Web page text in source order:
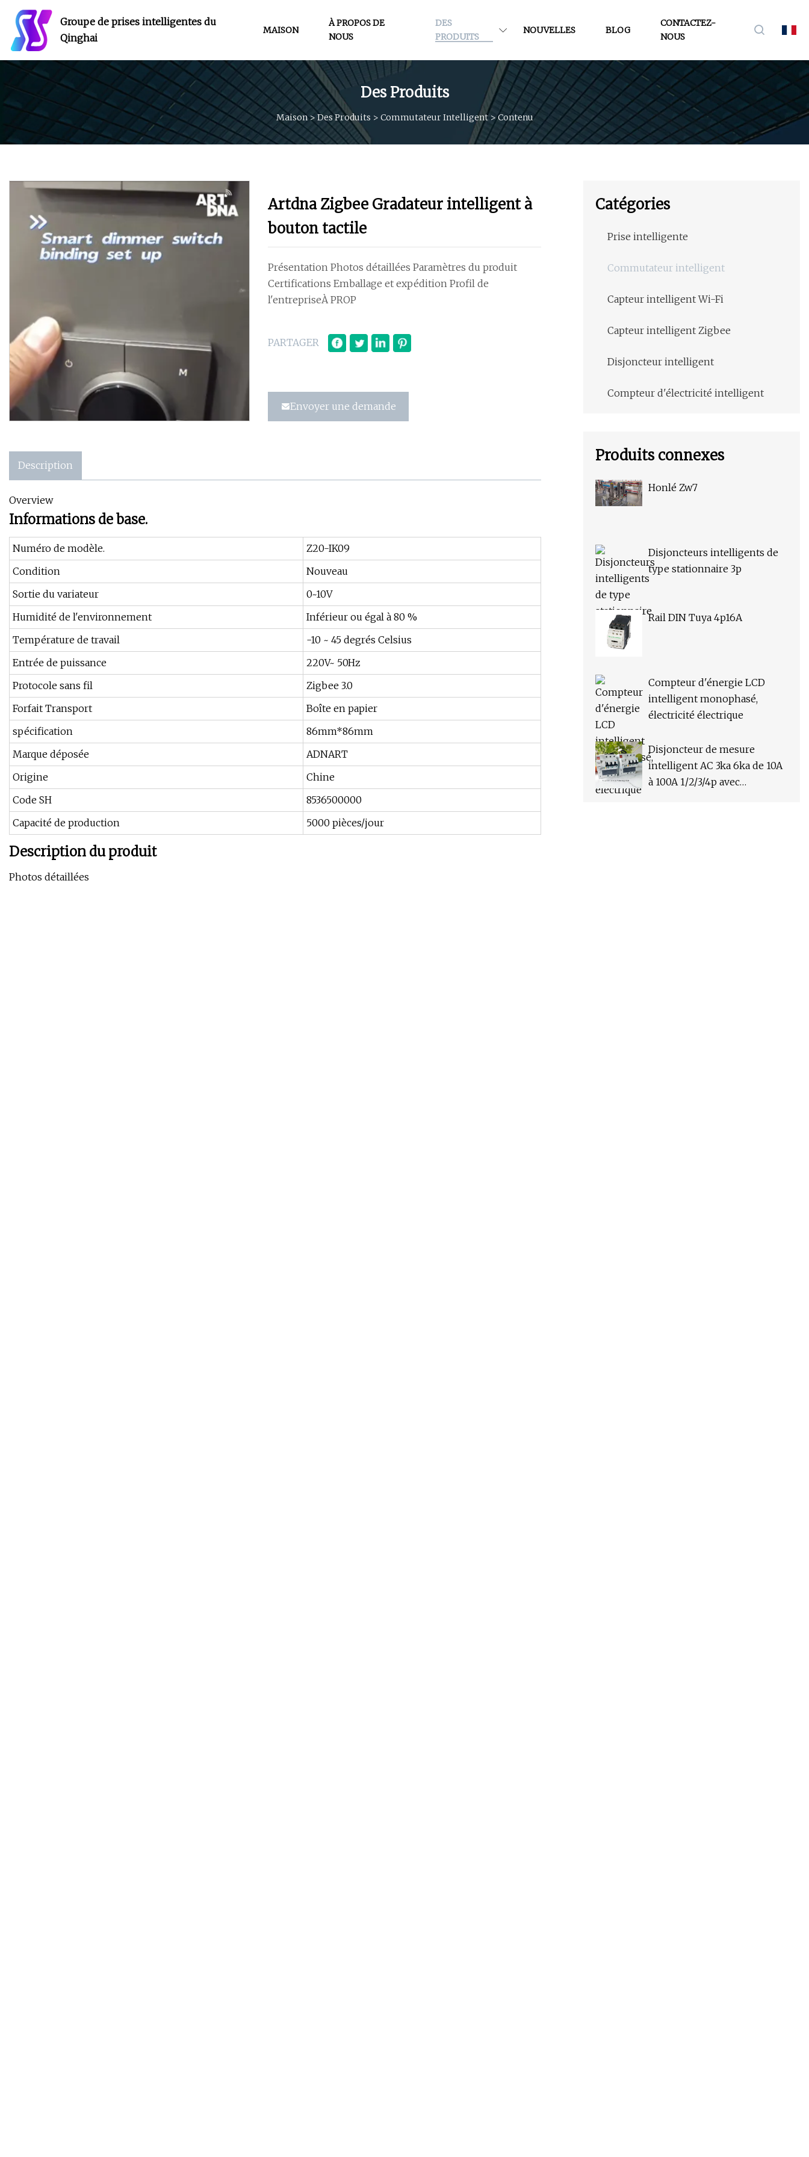
Groupe de prises intelligentes du
Qinghai
MAISON
À PROPOS DE
NOUS
DES
PRODUITS
NOUVELLES BLOG
CONTACTEZ-
NOUS
Des Produits
Maison> Des Produits > Commutateur Intelligent>Contenu
Artdna Zigbee Gradateur intelligent à
bouton tactile
Présentation Photos détaillées Paramètres du produit
Certifications Emballage et expédition Profil de
l'entrepriseÀ PROP
PARTAGER
Envoyer une demande
Description
Overview
Informations de base.
Numéro de modèle.
Z20-IK09
Condition
Nouveau
Sortie du variateur
0~10V
Humidité de l'environnement
Inférieur ou égal à 80 %
Température de travail
-10 ~ 45 degrés Celsius
Entrée de puissance
220V~ 50Hz
Protocole sans fil
Zigbee 3.0
Forfait Transport
Boîte en papier
spécification
86mm*86mm
Marque déposée
ADNART
Origine
Chine
Code SH
8536500000
Capacité de production
5000 pièces/jour
Description du produit
Photos détaillées
Catégories
Prise intelligente
Commutateur intelligent
Capteur intelligent Wi-Fi
Capteur intelligent Zigbee
Disjoncteur intelligent
Compteur d'électricité intelligent
Produits connexes
Honlé Zw7
Disjoncteurs intelligents de
type stationnaire 3p
Rail DIN Tuya 4p16A
Compteur d'énergie LCD
intelligent monophasé,
électricité électrique
Disjoncteur de mesure
intelligent AC 3ka 6ka de 10A
à 100A 1/2/3/4p avec